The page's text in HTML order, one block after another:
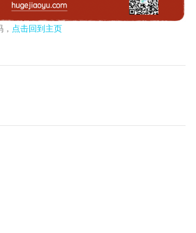
点击回到主页